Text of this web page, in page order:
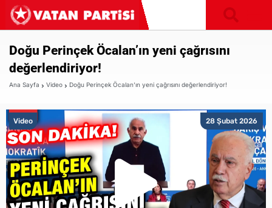
Doğu Perinçek Öcalan’ın yeni çağrısını
değerlendiriyor!
Ana Sayfa Video Doğu Perinçek Öcalan’ın yeni çağrısını değerlendiriyor!
28 Şubat 2026
Video